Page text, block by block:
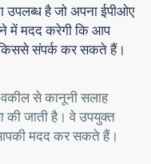
उपलब्ध है जो अपना ईपीओए
में मदद करेगी कि आप
संपर्क कर सकते हैं।
से कानूनी सलाह
की जाती है। वे उपयुक्त
आपकी मदद कर सकते हैं।